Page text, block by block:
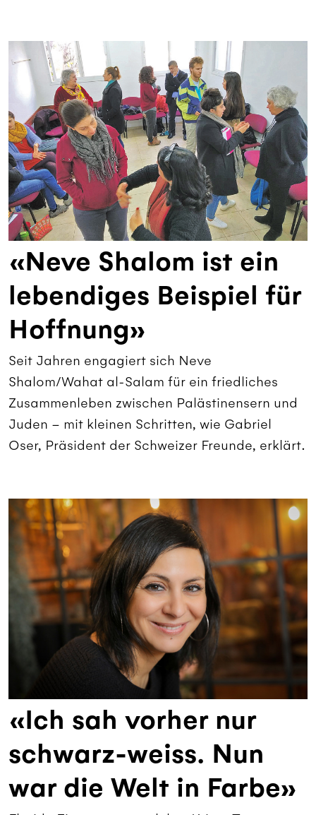
«Neve Shalom ist ein
lebendiges Beispiel für
Hoffnung»
Seit Jahren engagiert sich Neve
Shalom/Wahat al-Salam für ein friedliches
Zusammenleben zwischen Palästinensern und
Juden – mit kleinen Schritten, wie Gabriel
Oser, Präsident der Schweizer Freunde, erklärt.
«Ich sah vorher nur
schwarz-weiss. Nun
war die Welt in Farbe»